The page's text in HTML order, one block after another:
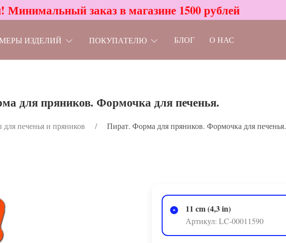
Минимальный заказ в магазине 1500 рублей
ИЗДЕЛИЙ ПОКУПАТЕЛЮ БЛОГ О НАС
для пряников. Формочка для печенья.
печенья и пряников Пират. Форма для пряников. Формочка для печенья.
11 cm (4,3 in)
Артикул: LC-00011590